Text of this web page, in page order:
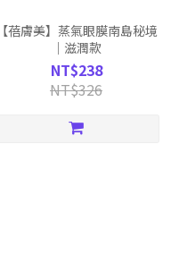
【蓓膚美】蒸氣眼膜南島秘境
｜滋潤款
NT$238
NT$326